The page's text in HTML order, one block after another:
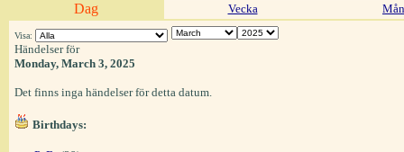
Dag Vecka
Visa:
Händelser för
Monday, March 3, 2025
Det finns inga händelser för detta datum.
Birthdays: